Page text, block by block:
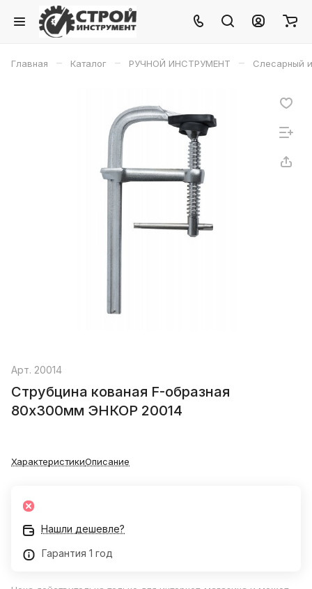
Главная – Каталог – РУЧНОЙ ИНСТРУМЕНТ – Слесарный
Арт. 20014
Струбцина кованая F-образная
80х300мм ЭНКОР 20014
ХарактеристикиОписание
Нашли дешевле?
Гарантия 1 год